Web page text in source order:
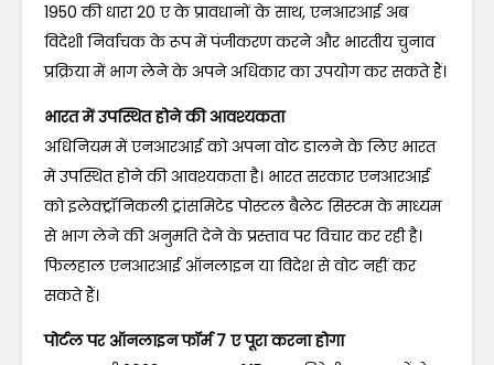
1950 की धारा 20 ए के प्रावधानों के साथ, एनआरआई अब
विदेशी निर्वाचक के रूप में पंजीकरण करने और भारतीय चुनाव
प्रक्रिया में भाग लेने के अपने अधिकार का उपयोग कर सकते हैं।
भारत में उपस्थित होने की आवश्यकता
अधिनियम में एनआरआई को अपना वोट डालने के लिए भारत
में उपस्थित होने की आवश्यकता है। भारत सरकार एनआरआई
को इलेक्ट्रॉनिकली ट्रांसमिटेड पोस्टल बैलेट सिस्टम के माध्यम
से भाग लेने की अनुमति देने के प्रस्ताव पर विचार कर रही है।
फिलहाल एनआरआई ऑनलाइन या विदेश से वोट नहीं कर
सकते हैं।
पोर्टल पर ऑनलाइन फॉर्म 7 ए पूरा करना होगा